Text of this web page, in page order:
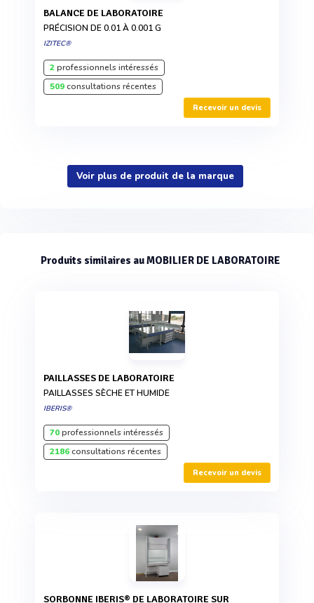
BALANCE DE LABORATOIRE
PRÉCISION DE 0.01 À 0.001 G
IZITEC®
2professionnels intéressés
509consultations récentes
Recevoir un devis
Voir plus de produit de la marque
Produits similaires au MOBILIER DE LABORATOIRE
PAILLASSES DE LABORATOIRE
PAILLASSES SÈCHE ET HUMIDE
IBERIS®
70professionnels intéressés
2186consultations récentes
Recevoir un devis
SORBONNE IBERIS® DE LABORATOIRE SUR